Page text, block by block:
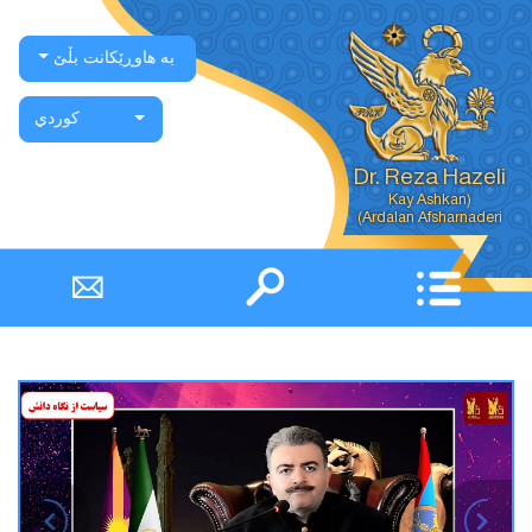
Dr. Reza Hazeli
Ardalan Afsharnaderi)
بە هاوڕێکانت بڵێ
كوردي